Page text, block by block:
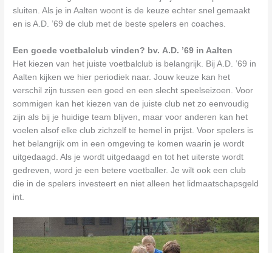
sluiten. Als je in Aalten woont is de keuze echter snel gemaakt
en is A.D. ’69 de club met de beste spelers en coaches.
Een goede voetbalclub vinden? bv. A.D. ’69 in Aalten
Het kiezen van het juiste voetbalclub is belangrijk. Bij A.D. ’69 in
Aalten kijken we hier periodiek naar. Jouw keuze kan het
verschil zijn tussen een goed en een slecht speelseizoen. Voor
sommigen kan het kiezen van de juiste club net zo eenvoudig
zijn als bij je huidige team blijven, maar voor anderen kan het
voelen alsof elke club zichzelf te hemel in prijst. Voor spelers is
het belangrijk om in een omgeving te komen waarin je wordt
uitgedaagd. Als je wordt uitgedaagd en tot het uiterste wordt
gedreven, word je een betere voetballer. Je wilt ook een club
die in de spelers investeert en niet alleen het lidmaatschapsgeld
int.